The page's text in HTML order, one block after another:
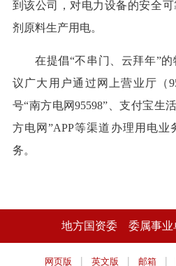
到该公司，对电力设备的安全
剂原料生产用电。
在提倡“不串门、云拜年”
议广大用户通过网上营业厅（
号“南方电网95598”、支付宝生
方电网”APP等渠道办理用电业
务。
地方国资委 委属事业
网页版 | 英文版 | 邮箱 |